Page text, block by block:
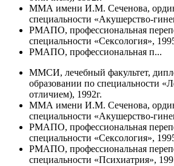
ММА имени И.М. Сеченова,
специальности «Акушерство-
РМАПО, профессиональная
специальности «Сексология»,
РМАПО, профессиональная п...
ММСИ, лечебный факультет,
образовании по специальности
отличием), 1992г.
ММА имени И.М. Сеченова,
специальности «Акушерство-
РМАПО, профессиональная
специальности «Сексология»,
РМАПО, профессиональная
специальности «Психиатрия»,